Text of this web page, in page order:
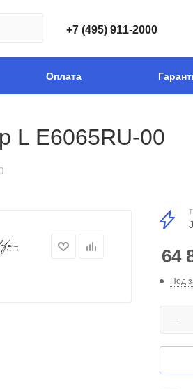
+7 (495) 911-2000
Оплата
L E6065RU-00
64
Под